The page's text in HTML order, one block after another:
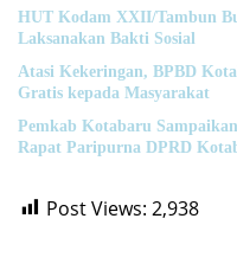
HUT Kodam XXII/Tambun
Laksanakan Bakti Sosial
Atasi Kekeringan, BPBD
Gratis kepada Masyarakat
Pemkab Kotabaru
Rapat Paripurna DPRD
Post Views: 2,938